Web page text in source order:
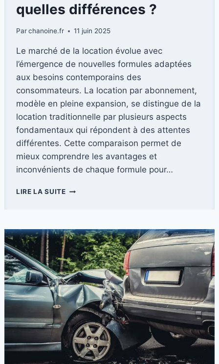
quelles différences ?
Parchanoine.fr 11 juin 2025
Le marché de la location évolue avec
l’émergence de nouvelles formules adaptées
aux besoins contemporains des
consommateurs. La location par abonnement,
modèle en pleine expansion, se distingue de la
location traditionnelle par plusieurs aspects
fondamentaux qui répondent à des attentes
différentes. Cette comparaison permet de
mieux comprendre les avantages et
inconvénients de chaque formule pour…
LIRE LA SUITELOCATION
LOCATION
CLASSIQUE
:
QUELLES
DIFFÉRENCES
?